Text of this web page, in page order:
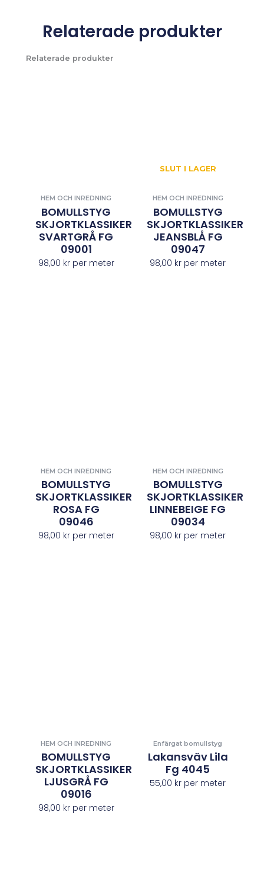
Relaterade produkter
Relaterade produkter
HEM OCH INREDNING
BOMULLSTYG
SKJORTKLASSIKER
SVARTGRÅ FG
09001
98,00 krper meter
SLUT I LAGER
HEM OCH INREDNING
BOMULLSTYG
SKJORTKLASSIKER
JEANSBLÅ FG
09047
98,00 kr per meter
HEM OCH INREDNING
BOMULLSTYG
SKJORTKLASSIKER
ROSA FG
09046
98,00 krper meter
HEM OCH INREDNING
BOMULLSTYG
SKJORTKLASSIKER
LINNEBEIGE FG
09034
98,00 kr per meter
HEM OCH INREDNING
BOMULLSTYG
SKJORTKLASSIKER
LJUSGRÅ FG
09016
98,00 krper meter
Enfärgat bomullstyg
Lakansväv Lila
Fg 4045
55,00 kr per meter